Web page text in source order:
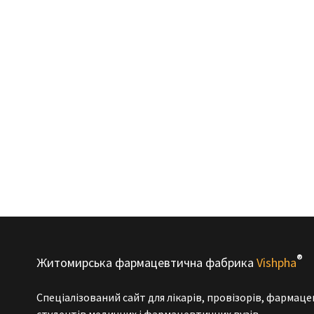
Житомирська фармацевтична фабрика Vishpha®
Спеціалізований сайт для лікарів, провізорів,